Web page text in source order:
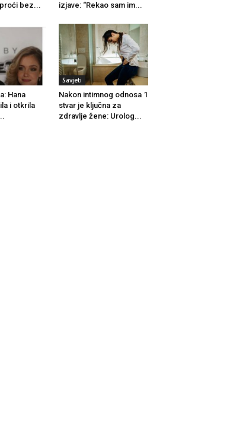
bez...
izjave: “Rekao sam im...
Hana
i otkrila
Savjeti
Nakon intimnog odnosa 1
stvar je ključna za
zdravlje žene: Urolog...